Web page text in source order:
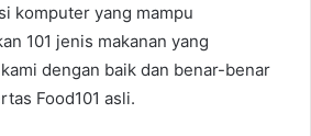
komputer yang mampu
101 jenis makanan yang
dengan baik dan benar-benar
Food101 asli.